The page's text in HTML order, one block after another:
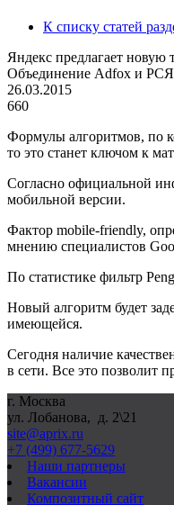
К списку статей
Яндекс предлагает новую
Объединение Adfox и РСЯ
26.03.2015
660
Формулы алгоритмов, по
то это станет ключом к
Согласно официальной
мобильной версии.
Фактор mobile-friendly,
мнению специалистов
По статистике фильтр
Новый алгоритм будет
имеющейся.
Сегодня наличие
в сети. Все это позволит
г. Москва
ул. Лобанова, д. 2\21
site@aprix.ru
+7 (499) 677-5629
Наши партнеры
Вакансии
Композитный сайт